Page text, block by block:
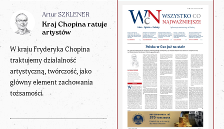
Artur SZKLENER
Kraj Chopina ratuje
artystów
W kraju Fryderyka Chopina
traktujemy działalność
artystyczną, twórczość, jako
główny element zachowania
tożsamości.